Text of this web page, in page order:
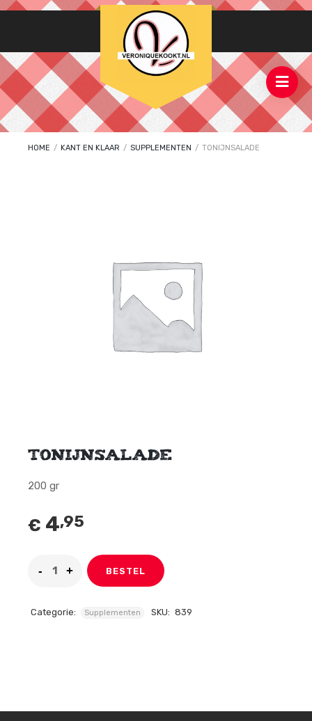
HOME / KANT EN KLAAR / SUPPLEMENTEN / TONIJNSALADE
Tonijnsalade
200 gr
€ 4,95
BESTEL
Categorie: Supplementen SKU: 839